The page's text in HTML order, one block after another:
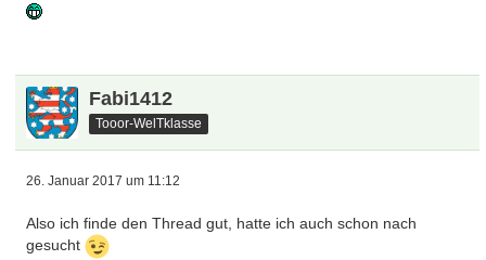
Fabi1412
Tooor-WelTklasse
26. Januar 2017 um 11:12
Also ich finde den Thread gut, hatte ich auch schon nach
gesucht